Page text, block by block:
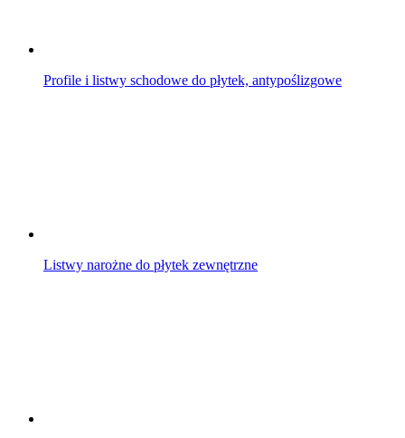
Profile i listwy schodowe do płytek, antypoślizgowe
Listwy narożne do płytek zewnętrzne